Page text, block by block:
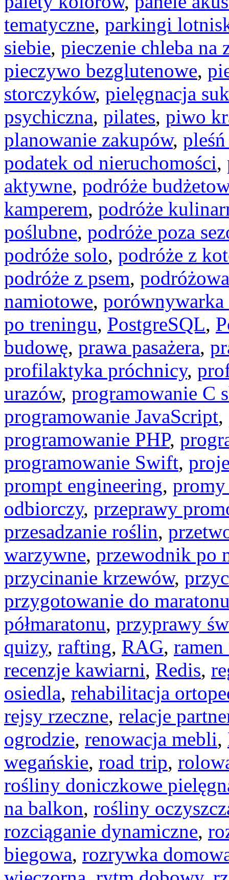
tematyczne, parkingi
siebie, pieczenie chleba na
pieczywo bezglutenowe,
storczyków, pielęgnacja
psychiczna, pilates, piwo
planowanie zakupów,
podatek od nieruchomości,
aktywne, podróże
kamperem, podróże
poślubne, podróże poza
podróże solo, podróże z
podróże z psem,
namiotowe,
po treningu, PostgreSQL,
budowę, prawa pasażera,
profilaktyka próchnicy,
urazów, programowanie C
programowanie JavaScript,
programowanie PHP,
programowanie Swift,
prompt engineering,
odbiorczy, przeprawy
przesadzanie roślin,
warzywne, przewodnik po
przycinanie krzewów,
przygotowanie do
półmaratonu, przyprawy
quizy, rafting, RAG,
recenzje kawiarni, Redis,
osiedla, rehabilitacja
rejsy rzeczne, relacje
ogrodzie, renowacja mebli,
wegańskie, road trip,
rośliny doniczkowe
na balkon, rośliny
rozciąganie dynamiczne,
biegowa, rozrywka